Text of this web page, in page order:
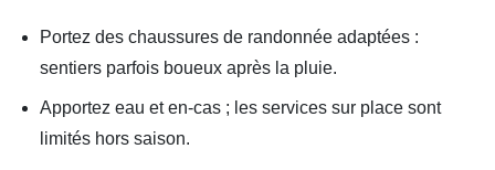
Portez des chaussures de randonnée adaptées :
sentiers parfois boueux après la pluie.
Apportez eau et en-cas ; les services sur place sont
limités hors saison.